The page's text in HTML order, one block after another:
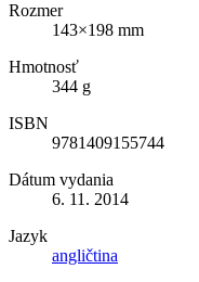
Rozmer
143×198 mm
Hmotnosť
344 g
ISBN
9781409155744
Dátum vydania
6. 11. 2014
Jazyk
angličtina